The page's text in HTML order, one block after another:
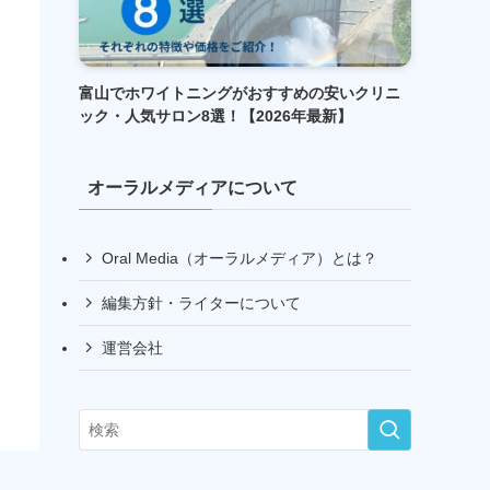
富山でホワイトニングがおすすめの安いクリニ
ック・人気サロン8選！【2026年最新】
オーラルメディアについて
Oral Media（オーラルメディア）とは？
編集方針・ライターについて
運営会社